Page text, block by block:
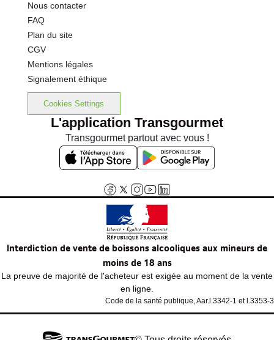
Nous contacter
FAQ
Plan du site
CGV
Mentions légales
Signalement éthique
Cookies Settings
L'application Transgourmet
Transgourmet partout avec vous !
Interdiction de vente de boissons alcooliques aux mineurs de
moins de 18 ans
La preuve de majorité de l'acheteur est exigée au moment de la vente
en ligne.
Code de la santé publique, Aar.l.3342-1 et l.3353-3